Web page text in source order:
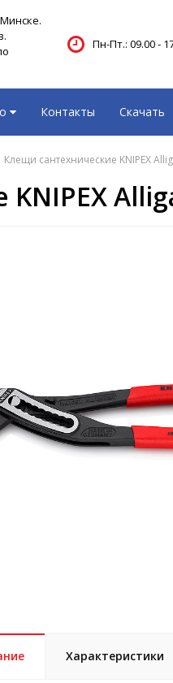
Пн-Пт.: 09.00 -
Контакты Скачать
Клещи сантехнические KNIPEX
Характеристики